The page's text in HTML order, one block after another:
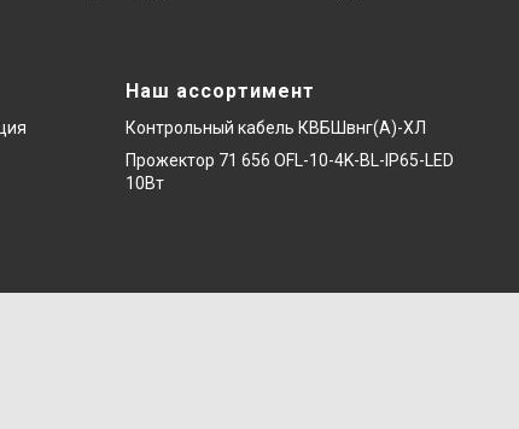
Наш ассортимент
Контрольный кабель КВБШвнг(А)-ХЛ
Прожектор 71 656 OFL-10-4K-BL-IP65-LED
10Вт